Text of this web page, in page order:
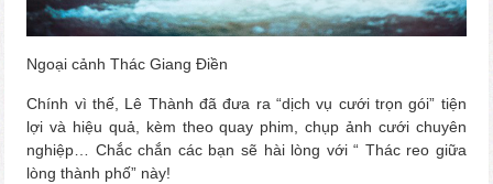
Ngoại cảnh Thác Giang Điền
Chính vì thế, Lê Thành đã đưa ra “dịch vụ cưới trọn gói” tiện
lợi và hiệu quả, kèm theo quay phim, chụp ảnh cưới chuyên
nghiệp… Chắc chắn các bạn sẽ hài lòng với “ Thác reo giữa
lòng thành phố” này!